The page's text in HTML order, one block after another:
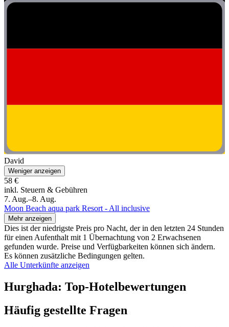
David
Weniger anzeigen
58 €
inkl. Steuern & Gebühren
7. Aug.–8. Aug.
Moon Beach aqua park Resort - All inclusive
Mehr anzeigen
Dies ist der niedrigste Preis pro Nacht, der in den letzten 24 Stunden
für einen Aufenthalt mit 1 Übernachtung von 2 Erwachsenen
gefunden wurde. Preise und Verfügbarkeiten können sich ändern.
Es können zusätzliche Bedingungen gelten.
Alle Unterkünfte anzeigen
Hurghada: Top-Hotelbewertungen
Häufig gestellte Fragen